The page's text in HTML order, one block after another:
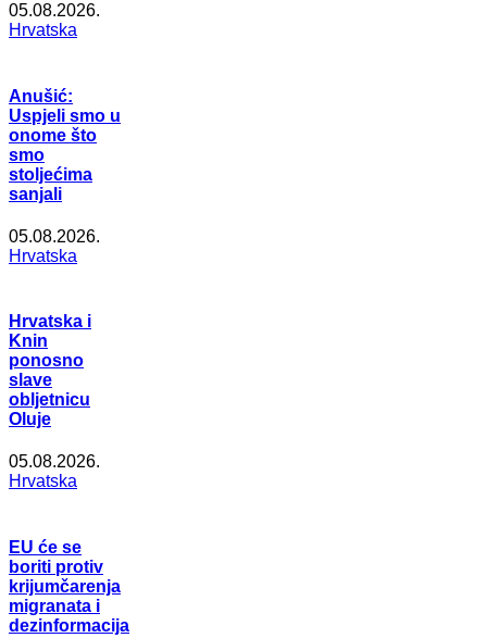
05.08.2026.
Hrvatska
Anušić:
Uspjeli smo u
onome što
smo
stoljećima
sanjali
05.08.2026.
Hrvatska
Hrvatska i
Knin
ponosno
slave
obljetnicu
Oluje
05.08.2026.
Hrvatska
EU će se
boriti protiv
krijumčarenja
migranata i
dezinformacija